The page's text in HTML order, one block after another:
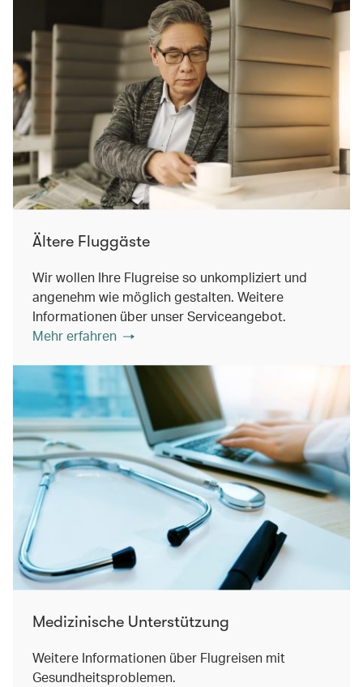
Ältere Fluggäste
Wir wollen Ihre Flugreise so unkompliziert und
angenehm wie möglich gestalten. Weitere
Informationen über unser Serviceangebot.
Mehr erfahren
Medizinische Unterstützung
Weitere Informationen über Flugreisen mit
Gesundheitsproblemen.